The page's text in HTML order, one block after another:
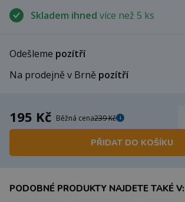
Skladem ihned více než 5 ks
Odešleme pozítří
Na prodejně v Brně pozítří
195 Kč Běžná cena239 Kč i
PŘIDAT DO KOŠÍKU
PODOBNÉ PRODUKTY NAJDETE TAKÉ V: